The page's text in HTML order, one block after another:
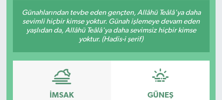
Günahlarından tevbe eden gençten, Allâhü Teâlâ'ya daha
sevimli hiçbir kimse yoktur. Günah işlemeye devam eden
yaşlıdan da, Allâhü Teâlâ'ya daha sevimsiz hiçbir kimse
yoktur. (Hadis-i şerif)
İMSAK GÜNEŞ